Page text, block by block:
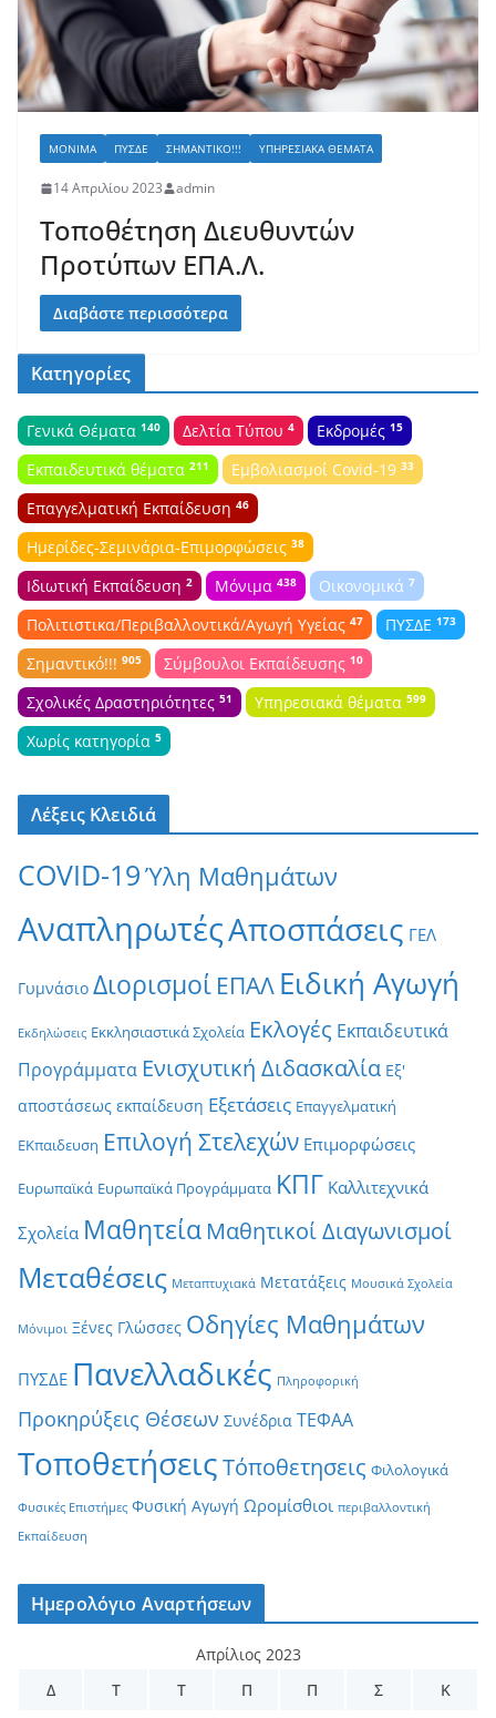
ΜΌΝΙΜΑ ΠΥΣΔΕ ΣΗΜΑΝΤΙΚΌ!!! ΥΠΗΡΕΣΙΑΚΆ ΘΈΜΑΤΑ
14 Απριλίου 2023 admin
Τοποθέτηση Διευθυντών
Προτύπων ΕΠΑ.Λ.
Διαβάστε περισσότερα
Κατηγορίες
Γενικά Θέματα 140 Δελτία Τύπου 4 Εκδρομές 15
Εκπαιδευτικά θέματα 211 Εμβολιασμοί Covid-19 33
Επαγγελματική Εκπαίδευση 46
Ημερίδες-Σεμινάρια-Επιμορφώσεις 38
Ιδιωτική Εκπαίδευση 2 Μόνιμα 438 Οικονομικά 7
Πολιτιστικα/Περιβαλλοντικά/Αγωγή Υγείας 47 ΠΥΣΔΕ 173
Σημαντικό!!! 905 Σύμβουλοι Εκπαίδευσης 10
Σχολικές Δραστηριότητες 51 Υπηρεσιακά θέματα 599
Χωρίς κατηγορία 5
Λέξεις Κλειδιά
COVID-19Ύλη Μαθημάτων
ΑναπληρωτέςΑποσπάσεις ΓΕΛ
Γυμνάσιο Διορισμοί ΕΠΑΛ Ειδική Αγωγή
Εκδηλώσεις Εκκλησιαστικά Σχολεία Εκλογές Εκπαιδευτικά
Προγράμματα Ενισχυτική Διδασκαλία Εξ'
αποστάσεως εκπαίδευση Εξετάσεις Επαγγελματική
ΕΚπαιδευση Επιλογή Στελεχών Επιμορφώσεις
Ευρωπαϊκά Ευρωπαϊκά Προγράμματα ΚΠΓ Καλλιτεχνικά
Σχολεία Μαθητεία Μαθητικοί Διαγωνισμοί
Μεταθέσεις Μεταπτυχιακά Μετατάξεις Μουσικά Σχολεία
Μόνιμοι Ξένες Γλώσσες Οδηγίες Μαθημάτων
ΠΥΣΔΕ Πανελλαδικές Πληροφορική
Προκηρύξεις Θέσεων Συνέδρια ΤΕΦΑΑ
ΤοποθετήσειςΤόποθετησεις Φιλολογικά
Φυσικές Επιστήμες Φυσική Αγωγή Ωρομίσθιοι περιβαλλοντική
Εκπαίδευση
Ημερολόγιο Αναρτήσεων
Απρίλιος 2023
Δ
Τ Τ Π Π Σ Κ